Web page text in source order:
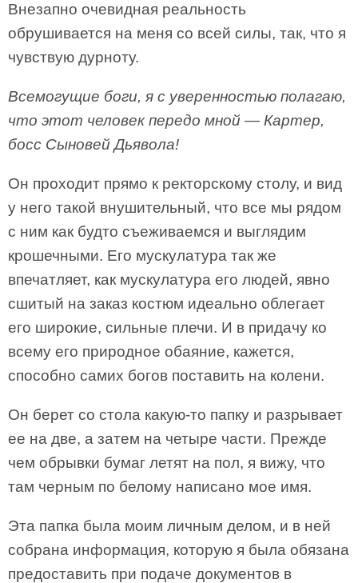
Внезапно очевидная реальность
обрушивается на меня со всей силы, так, что я
чувствую дурноту.
Всемогущие боги, я с уверенностью полагаю,
что этот человек передо мной — Картер,
босс Сыновей Дьявола!
Он проходит прямо к ректорскому столу, и вид
у него такой внушительный, что все мы рядом
с ним как будто съеживаемся и выглядим
крошечными. Его мускулатура так же
впечатляет, как мускулатура его людей, явно
сшитый на заказ костюм идеально облегает
его широкие, сильные плечи. И в придачу ко
всему его природное обаяние, кажется,
способно самих богов поставить на колени.
Он берет со стола какую-то папку и разрывает
ее на две, а затем на четыре части. Прежде
чем обрывки бумаг летят на пол, я вижу, что
там черным по белому написано мое имя.
Эта папка была моим личным делом, и в ней
собрана информация, которую я была обязана
предоставить при подаче документов в